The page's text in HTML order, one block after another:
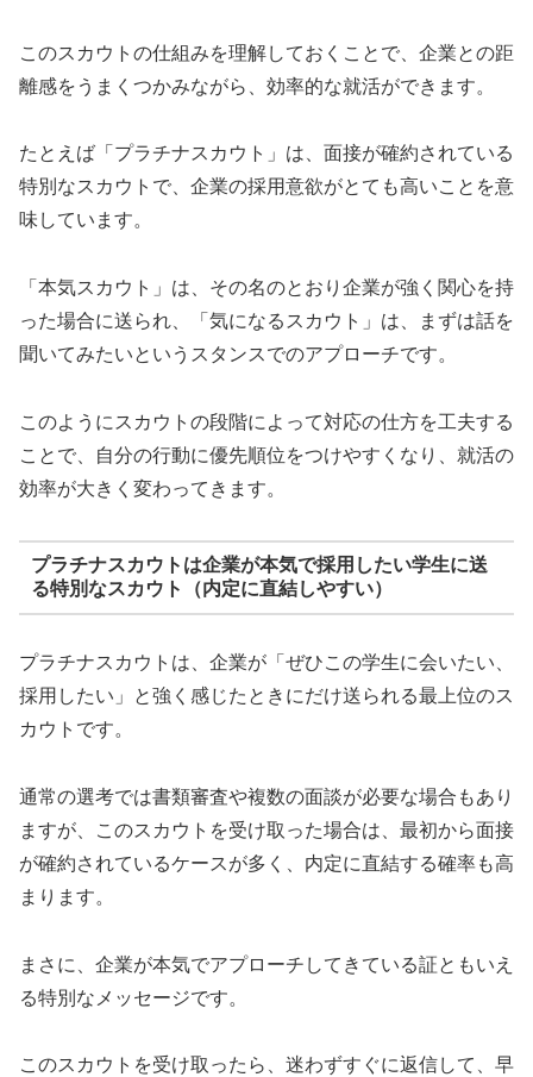
このスカウトの仕組みを理解しておくことで、企業との距
離感をうまくつかみながら、効率的な就活ができます。
たとえば「プラチナスカウト」は、面接が確約されている
特別なスカウトで、企業の採用意欲がとても高いことを意
味しています。
「本気スカウト」は、その名のとおり企業が強く関心を持
った場合に送られ、「気になるスカウト」は、まずは話を
聞いてみたいというスタンスでのアプローチです。
このようにスカウトの段階によって対応の仕方を工夫する
ことで、自分の行動に優先順位をつけやすくなり、就活の
効率が大きく変わってきます。
プラチナスカウトは企業が本気で採用したい学生に送
る特別なスカウト（内定に直結しやすい）
プラチナスカウトは、企業が「ぜひこの学生に会いたい、
採用したい」と強く感じたときにだけ送られる最上位のス
カウトです。
通常の選考では書類審査や複数の面談が必要な場合もあり
ますが、このスカウトを受け取った場合は、最初から面接
が確約されているケースが多く、内定に直結する確率も高
まります。
まさに、企業が本気でアプローチしてきている証ともいえ
る特別なメッセージです。
このスカウトを受け取ったら、迷わずすぐに返信して、早